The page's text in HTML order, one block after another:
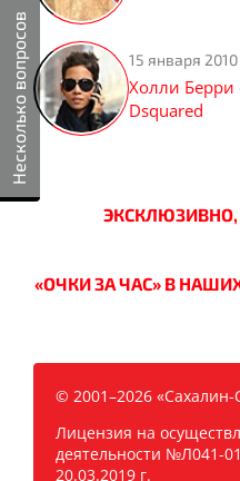
Несколько вопросов 15 января 2010
Холли Берри
Dsquared
ЭКСКЛЮЗИВНО,
«ОЧКИ ЗА ЧАС» В
© 2001–2026 «Сахалин-
Лицензия на
деятельности №Л041-
20.03.2019 г.